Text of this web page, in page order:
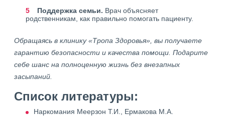
Поддержка семьи. Врач объясняет
родственникам, как правильно помогать пациенту.
Обращаясь в клинику «Тропа Здоровья», вы получаете
гарантию безопасности и качества помощи. Подарите
себе шанс на полноценную жизнь без внезапных
засыпаний.
Список литературы:
Наркомания Меерзон Т.И., Ермакова М.А.